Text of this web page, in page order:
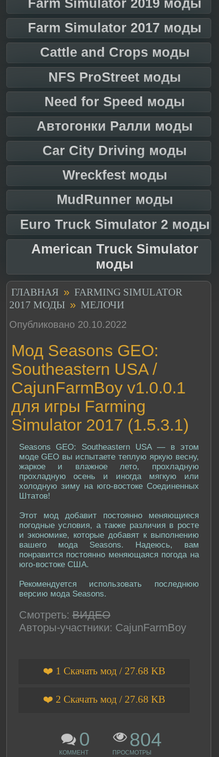
Farm Simulator 2019 моды
Farm Simulator 2017 моды
Cattle and Crops моды
NFS ProStreet моды
Need for Speed моды
Автогонки Ралли моды
Car City Driving моды
Wreckfest моды
MudRunner моды
Euro Truck Simulator 2 моды
American Truck Simulator
моды
ГЛАВНАЯ » FARMING SIMULATOR
2017 МОДЫ » МЕЛОЧИ
Опубликовано 20.10.2022
Мод Seasons GEO:
Southeastern USA /
CajunFarmBoy v1.0.0.1
для игры Farming
Simulator 2017 (1.5.3.1)
Seasons GEO: Southeastern USA — в этом
моде GEO вы испытаете теплую яркую весну,
жаркое и влажное лето, прохладную
прохладную осень и иногда мягкую или
холодную зиму на юго-востоке Соединенных
Штатов!
Этот мод добавит постоянно меняющиеся
погодные условия, а также различия в росте
и экономике, которые добавят к выполнению
вашего мода Seasons. Надеюсь, вам
понравится постоянно меняющаяся погода на
юго-востоке США.
Рекомендуется использовать последнюю
версию мода Seasons.
Смотреть: ВИДЕО
Авторы-участники: CajunFarmBoy
❤️ 1 Скачать мод / 27.68 KB
❤️ 2 Скачать мод / 27.68 KB
0
КОММЕНТ
804
ПРОСМОТРЫ